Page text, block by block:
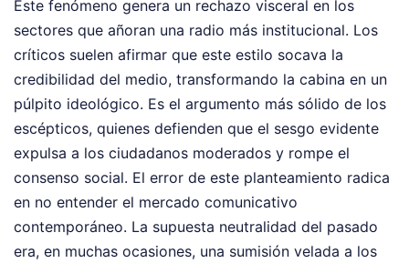
Este fenómeno genera un rechazo visceral en los
sectores que añoran una radio más institucional. Los
críticos suelen afirmar que este estilo socava la
credibilidad del medio, transformando la cabina en un
púlpito ideológico. Es el argumento más sólido de los
escépticos, quienes defienden que el sesgo evidente
expulsa a los ciudadanos moderados y rompe el
consenso social. El error de este planteamiento radica
en no entender el mercado comunicativo
contemporáneo. La supuesta neutralidad del pasado
era, en muchas ocasiones, una sumisión velada a los